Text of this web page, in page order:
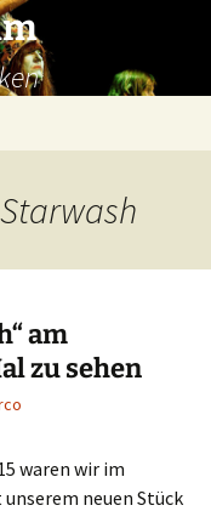
am
zu sehen
waren wir im
neuen Stück